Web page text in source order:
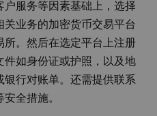
服务等因素基础上，选择
业务的加密货币交易平台
。然后在选定平台上注册
如身份证或护照，以及地
行对账单。还需提供联系
全措施。